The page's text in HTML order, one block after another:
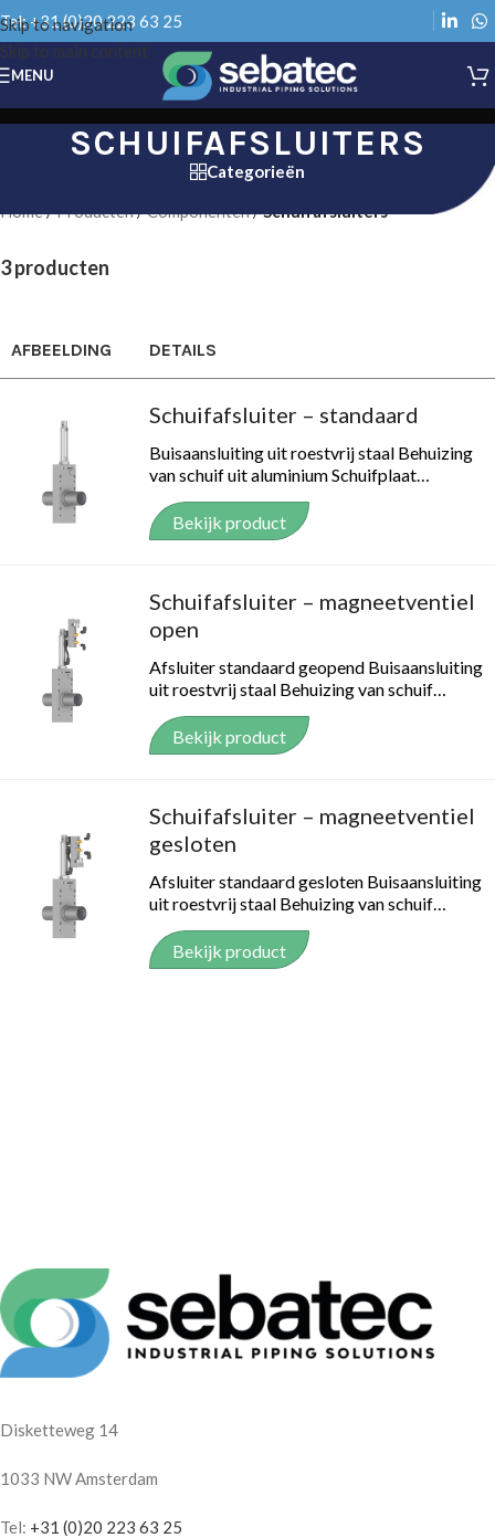
Skip to navigation
Skip to main content
Tel: +31 (0)20 223 63 25
MENU
SCHUIFAFSLUITERS
Categorieën
Home/Producten/Componenten/Schuifafsluiters
3 producten
AFBEELDING DETAILS
Schuifafsluiter – standaard
Buisaansluiting uit roestvrij staal Behuizing
van schuif uit aluminium Schuifplaat…
Bekijk product
Schuifafsluiter – magneetventiel
open
Afsluiter standaard geopend Buisaansluiting
uit roestvrij staal Behuizing van schuif…
Bekijk product
Schuifafsluiter – magneetventiel
gesloten
Afsluiter standaard gesloten Buisaansluiting
uit roestvrij staal Behuizing van schuif…
Bekijk product
Disketteweg 14
1033 NW Amsterdam
Tel: +31 (0)20 223 63 25